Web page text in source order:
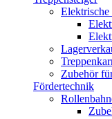
Elektrische
Zubehör
Fördertechnik